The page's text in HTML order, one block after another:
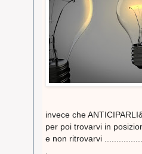
invece che
per poi trovarvi in
e non ritrovarvi ................